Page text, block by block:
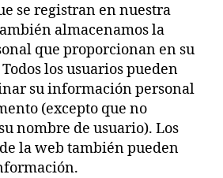
se registran en nuestra
almacenamos la
que proporcionan en su
los usuarios pueden
su información personal
(excepto que no
nombre de usuario). Los
la web también pueden